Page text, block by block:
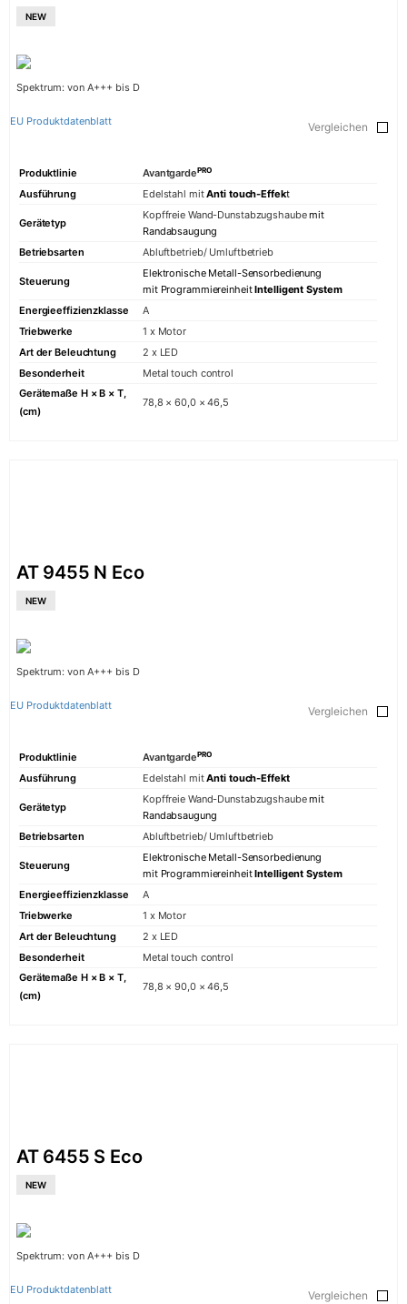
La Perle
GESELLSCHAFT
NEW
Spektrum: von A+++ bis D
EU Produktdatenblatt Vergleichen
Produktlinie AvantgardePRO
Ausführung Edelstahl mitAnti touch-Effekt
Gerätetyp
Kopffreie Wand-Dunstabzugshaubemit
Randabsaugung
Betriebsarten
Abluftbetrieb/ Umluftbetrieb
Steuerung
Elektronische Metall-Sensorbedienung
mit ProgrammiereinheitIntelligent System
Energieeffizienzklasse
A
Triebwerke
1 x Motor
Art der Beleuchtung
2 x LED
Besonderheit
Metal touch control
Gerätemaße H × B × T,
(cm)
78,8 × 60,0 × 46,5
AT 9455 N Eco
NEW
Spektrum: von A+++ bis D
EU Produktdatenblatt Vergleichen
Produktlinie AvantgardePRO
Ausführung Edelstahl mitAnti touch-Effekt
Gerätetyp
Kopffreie Wand-Dunstabzugshaubemit
Randabsaugung
Betriebsarten
Abluftbetrieb/ Umluftbetrieb
Steuerung
Elektronische Metall-Sensorbedienung
mit ProgrammiereinheitIntelligent System
Energieeffizienzklasse
A
Triebwerke
1 x Motor
Art der Beleuchtung
2 x LED
Besonderheit
Metal touch control
Gerätemaße H × B × T,
(cm)
78,8 × 90,0 × 46,5
AT 6455 S Eco
NEW
Spektrum: von A+++ bis D
EU Produktdatenblatt Vergleichen